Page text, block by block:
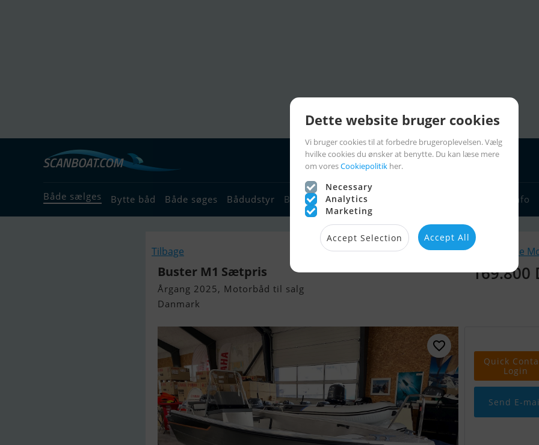
Både sælges Bytte båd Både søges Bådudstyr Bådforhandlere Sejlerlinks Sejlerinfo
Tilbage Lignende
Buster M1 Sætpris
Årgang 2025, Motorbåd til salg
Danmark
169.800
Quick
Login
Send E-
Dette website bruger cookies
Vi bruger cookies til at forbedre brugeroplevelsen. Vælg
hvilke cookies du ønsker at benytte. Du kan læse mere
om voresCookiepolitik her.
Necessary
Analytics
Marketing
Accept Selection Accept All